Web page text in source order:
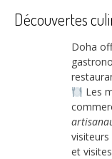
Découvertes
Doha
Les
et